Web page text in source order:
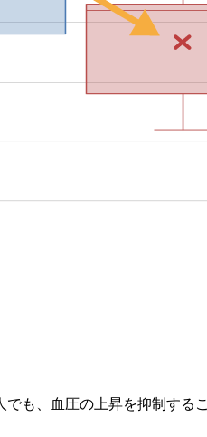
も、血圧の上昇を抑制する